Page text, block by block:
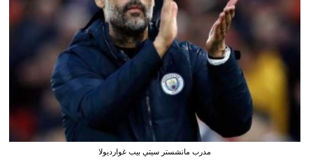
مدرب مانشستر سيتي بيب غوارديولا